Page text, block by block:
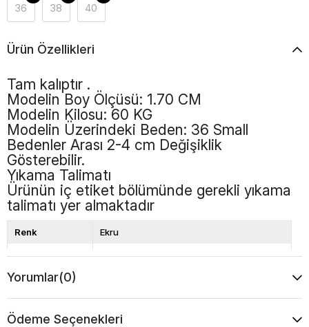
36 38 40
Ürün Özellikleri
Tam kalıptır .
Modelin Boy Ölçüsü: 1.70 CM
Modelin Kilosu: 60 KG
Modelin Üzerindeki Beden: 36 Small
Bedenler Arası 2-4 cm Değişiklik
Gösterebilir.
Yıkama Talimatı
Ürünün iç etiket bölümünde gerekli yıkama
talimatı yer almaktadır
Renk Ekru
Kalıp Bol Kalıp
Boy
Desen Düz
Yorumlar(0)
Ödeme Seçenekleri